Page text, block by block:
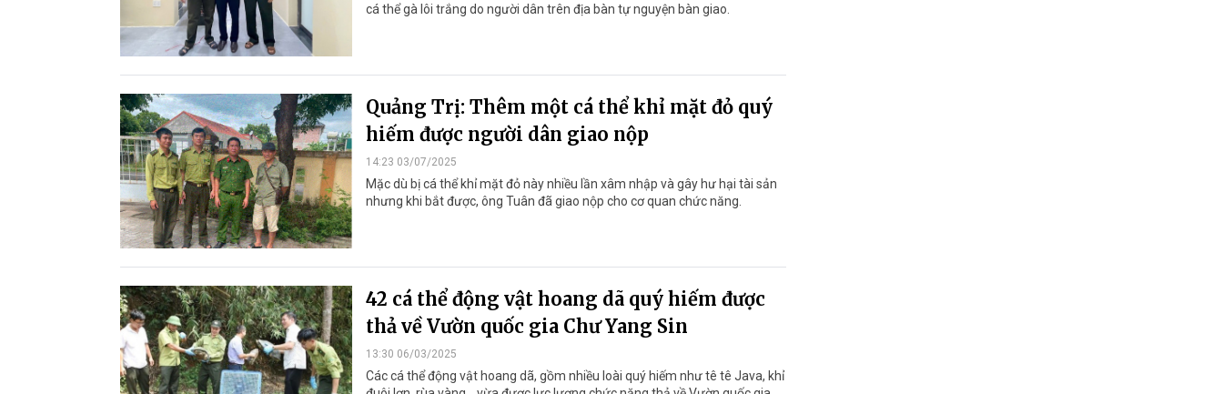
cá thể gà lôi trắng do người dân trên địa bàn tự nguyện bàn giao.
Quảng Trị: Thêm một cá thể khỉ mặt đỏ quý
hiếm được người dân giao nộp
14:23 03/07/2025
Mặc dù bị cá thể khỉ mặt đỏ này nhiều lần xâm nhập và gây hư hại tài sản
nhưng khi bắt được, ông Tuân đã giao nộp cho cơ quan chức năng.
42 cá thể động vật hoang dã quý hiếm được
thả về Vườn quốc gia Chư Yang Sin
13:30 06/03/2025
Các cá thể động vật hoang dã, gồm nhiều loài quý hiếm như tê tê Java, khỉ